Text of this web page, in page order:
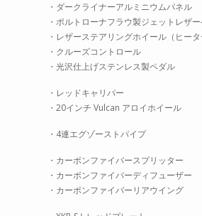
・ダークライナーアルミニウムパネル
・ポルトローナフラウ製ジェットレザ
・レザーステアリングホイール（ヒータ
・クルーズコントロール
・光沢仕上げステンレス製ペダル
・レッドキャリパー
・20インチ Vulcan アロイホイール
・4連エグゾーストパイプ
・カーボンファイバースプリッター
・カーボンファイバーディフューザー
・カーボンファイバーリアウイング